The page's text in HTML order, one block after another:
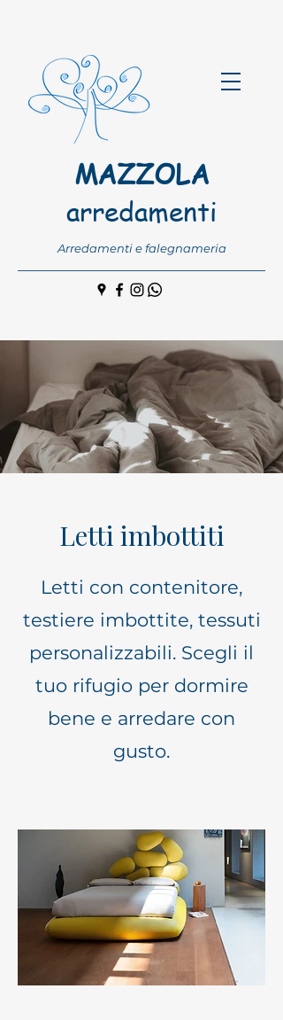
MAZZOLA
arredamenti
Arredamenti e falegnameria
Letti imbottiti
Letti con contenitore,
testiere imbottite, tessuti
personalizzabili. Scegli il
tuo rifugio per dormire
bene e arredare con
gusto.